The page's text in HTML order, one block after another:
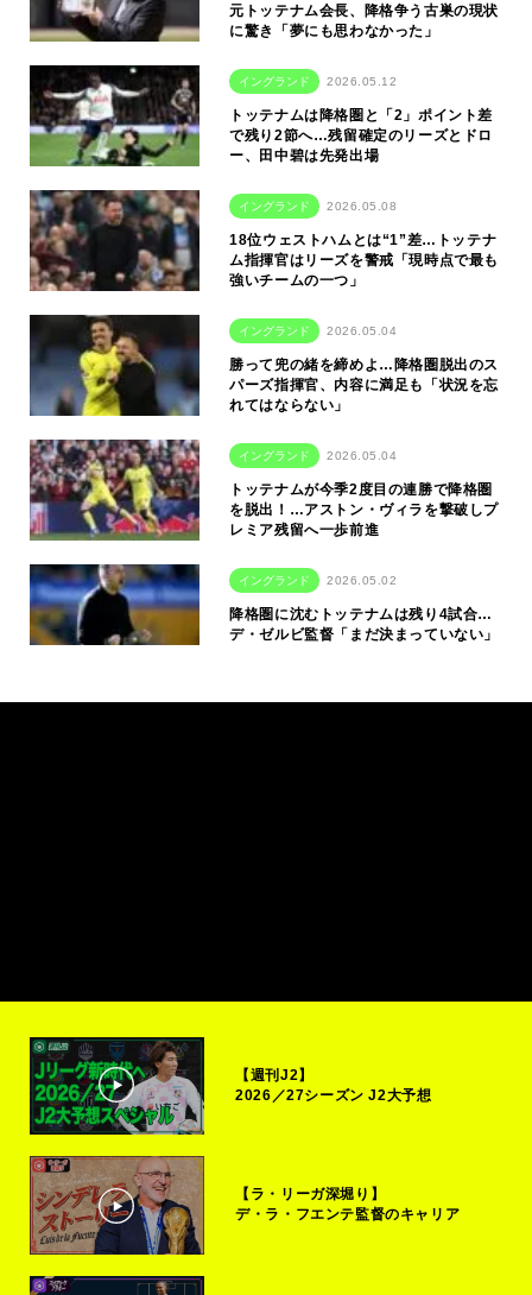
元トッテナム会長、降格争う古巣の現状
に驚き「夢にも思わなかった」
イングランド 2026.05.12
トッテナムは降格圏と「2」ポイント差
で残り2節へ…残留確定のリーズとドロ
ー、田中碧は先発出場
イングランド 2026.05.08
18位ウェストハムとは“1”差…トッテナ
ム指揮官はリーズを警戒「現時点で最も
強いチームの一つ」
イングランド 2026.05.04
勝って兜の緒を締めよ…降格圏脱出のス
パーズ指揮官、内容に満足も「状況を忘
れてはならない」
イングランド 2026.05.04
トッテナムが今季2度目の連勝で降格圏
を脱出！…アストン・ヴィラを撃破しプ
レミア残留へ一歩前進
イングランド 2026.05.02
降格圏に沈むトッテナムは残り4試合…
デ・ゼルビ監督「まだ決まっていない」
【週刊J2】
2026／27シーズン J2大予想
【ラ・リーガ深堀り】
デ・ラ・フエンテ監督のキャリア